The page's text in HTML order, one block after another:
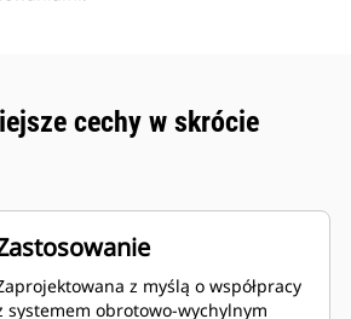
cechy w skrócie
z myślą o współpracy
systemem obrotowo-wychylnym